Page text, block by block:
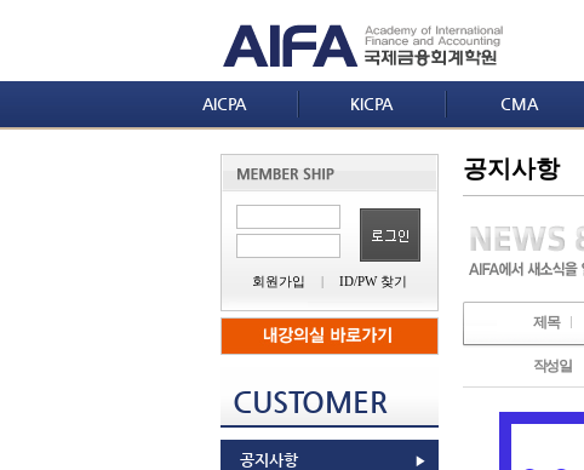
AICPA KICPA CMA
회원가입 | ID/PW 찾기
CUSTOMER
공지사항
공지사항
제목
작성일